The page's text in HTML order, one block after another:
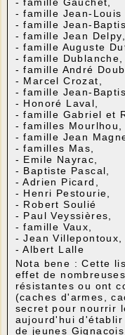
- famille Jean-Louis
- famille Jean-
- famille Jean Delpy,
- famille Auguste
- famille Dublanche,
- famille André
- Marcel Crozat,
- famille Jean-
- Honoré Laval,
- famille Gabriel et
- familles Mourlhou,
- famille Jean
- familles Mas,
- Emile Nayrac,
- Baptiste Pascal,
- Adrien Picard,
- Henri Pestourie,
- Robert Soulié
- Paul Veyssières,
- famille Vaux,
- Jean Villepontoux,
- Albert Lalle
Nota bene : Cette
effet de
résistantes ou ont
(caches d'armes,
secret pour nourrir
aujourd'hui
de jeunes